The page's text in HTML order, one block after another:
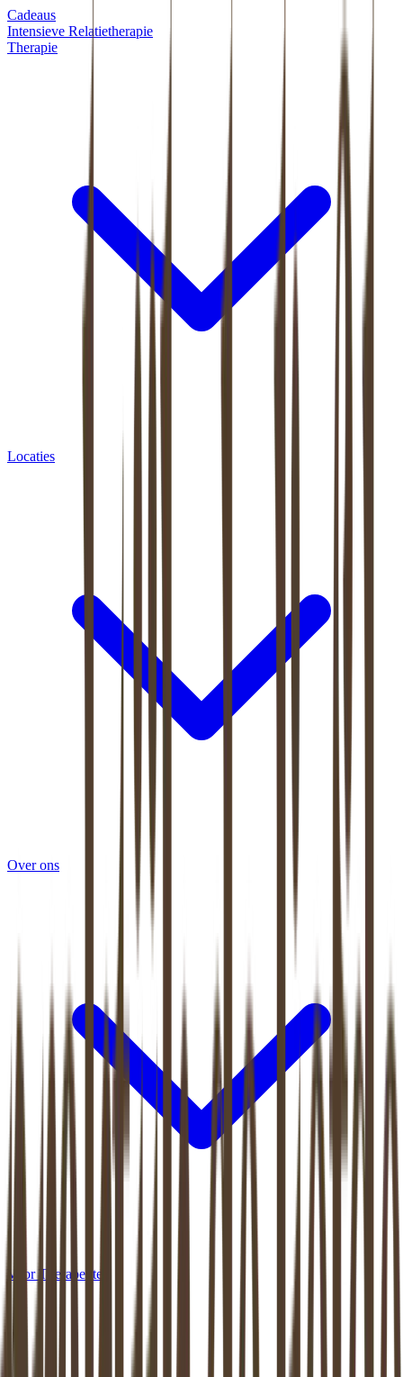
Cadeaus
Intensieve Relatietherapie
Therapie
Locaties
Over ons
Voor Therapeuten